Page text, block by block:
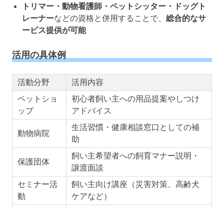
トリマー・動物看護師・ペットシッター・ドッグト
レーナーなどの資格と併用することで、 総合的なサ
ービス提供が可能
活用の具体例
活動分野
活用内容
ペットショ
ップ
初心者飼い主への用品提案やしつけ
アドバイス
動物病院
生活習慣・健康相談窓口としての補
助
保護団体
飼い主希望者への飼育マナー説明・
譲渡面談
セミナー活
動
飼い主向け講座（災害対策、高齢犬
ケアなど）